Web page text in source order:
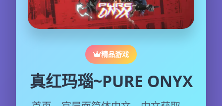
精品游戏
真红玛瑙~PURE ONYX